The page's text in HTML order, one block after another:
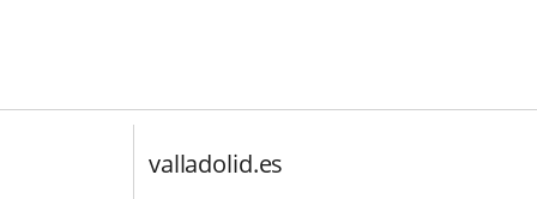
valladolid.es